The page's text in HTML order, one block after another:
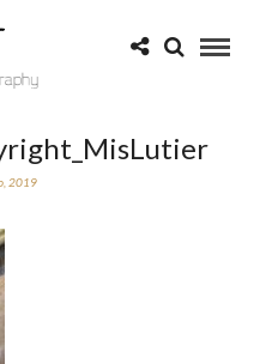
2019